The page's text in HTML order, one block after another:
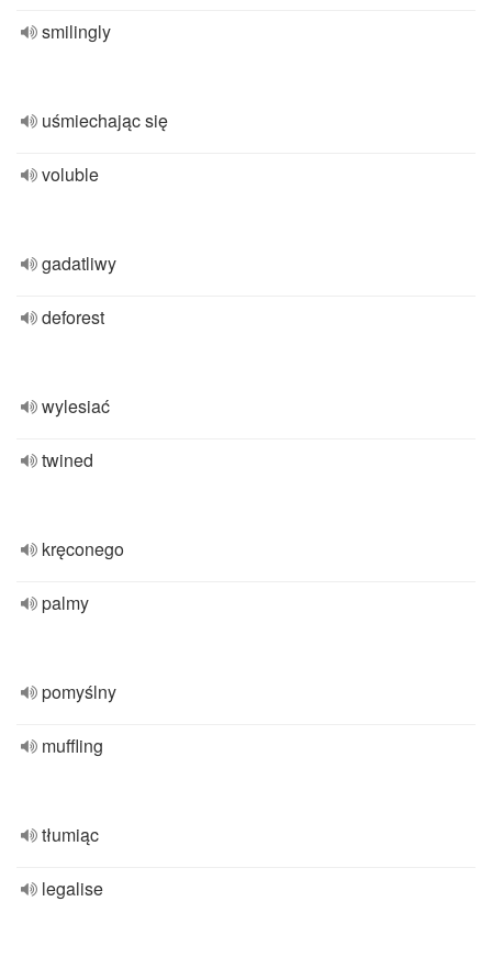
smilingly
uśmiechając się
voluble
gadatliwy
deforest
wylesiać
twined
kręconego
palmy
pomyślny
muffling
tłumiąc
legalise